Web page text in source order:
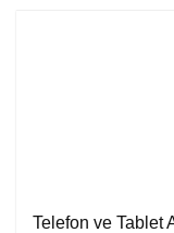
Telefon ve Tablet